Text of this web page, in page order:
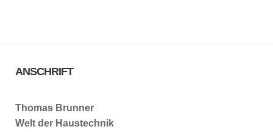
ANSCHRIFT
Thomas Brunner
Welt der Haustechnik